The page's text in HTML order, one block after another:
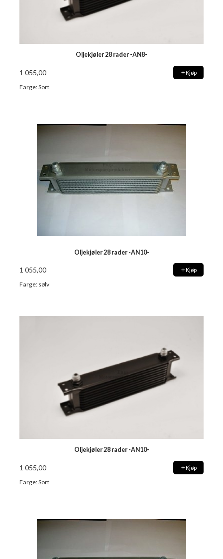
Oljekjøler 28 rader -AN8-
1 055,00 Kjøp
Farge: Sort
Oljekjøler 28 rader -AN10-
1 055,00 Kjøp
Farge: sølv
Oljekjøler 28 rader -AN10-
1 055,00 Kjøp
Farge: Sort